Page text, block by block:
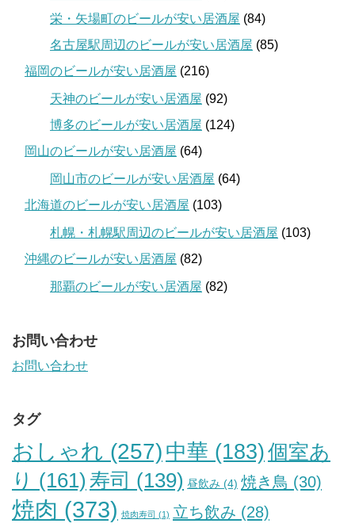
栄・矢場町のビールが安い居酒屋 (84)
名古屋駅周辺のビールが安い居酒屋 (85)
福岡のビールが安い居酒屋 (216)
天神のビールが安い居酒屋 (92)
博多のビールが安い居酒屋 (124)
岡山のビールが安い居酒屋 (64)
岡山市のビールが安い居酒屋 (64)
北海道のビールが安い居酒屋 (103)
札幌・札幌駅周辺のビールが安い居酒屋 (103)
沖縄のビールが安い居酒屋 (82)
那覇のビールが安い居酒屋 (82)
お問い合わせ
お問い合わせ
タグ
おしゃれ (257) 中華 (183)個室あ
り (161) 寿司 (139) 昼飲み (4) 焼き鳥 (30)
焼肉 (373) 焼肉寿司 (1) 立ち飲み (28)